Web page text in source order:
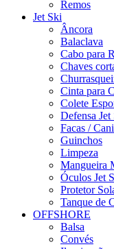
Remos
Jet Ski
Âncora
Balaclava
Cabo para
Chaves
Cinta para
Colete
Defensa Jet
Facas /
Guinchos
Limpeza
Mangueira
Óculos Jet
Protetor
Tanque de
OFFSHORE
Balsa
Convés